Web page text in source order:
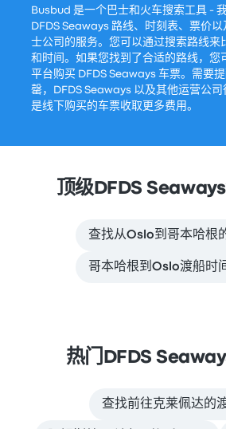
Busbud 是一个巴士和火车搜索工具 -
DFDS Seaways 路线、时刻表、票价
士公司的服务。您可以通过搜索路线来
和时间。如果您找到了合适的路线，您
平台购买 DFDS Seaways 车票。需要
罄，DFDS Seaways 以及其他运营公
是线下购买的车票收取更多费用。
顶级DFDS
查找从Oslo到哥本哈根
哥本哈根到Oslo渡船时
热门DFDS
查找前往克莱佩达的